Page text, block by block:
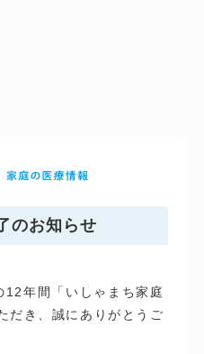
のお知らせ
年間「いしゃまち家庭
だき、誠にありがとうご